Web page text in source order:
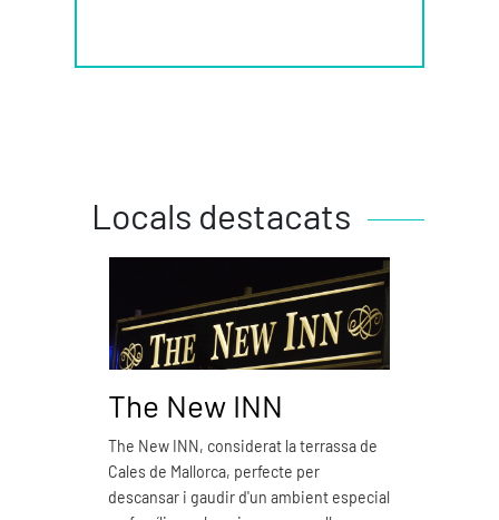
Locals destacats
The New INN
The New INN, considerat la terrassa de
Cales de Mallorca, perfecte per
descansar i gaudir d'un ambient especial